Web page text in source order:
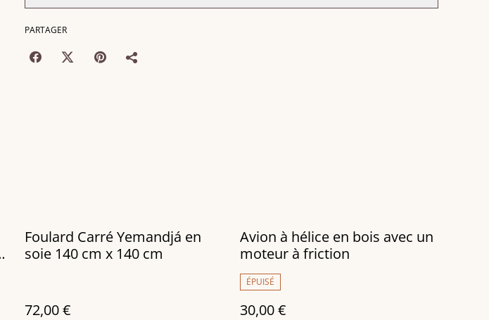
PARTAGER
Foulard Carré Yemandjá en
soie 140 cm x 140 cm
72,00 €
Avion à hélice en bois avec un
moteur à friction
ÉPUISÉ
30,00 €